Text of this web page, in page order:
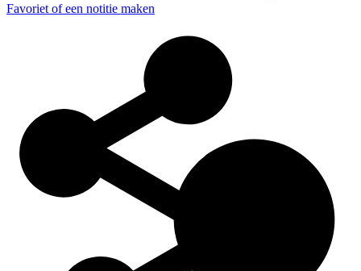
Favoriet of een notitie maken